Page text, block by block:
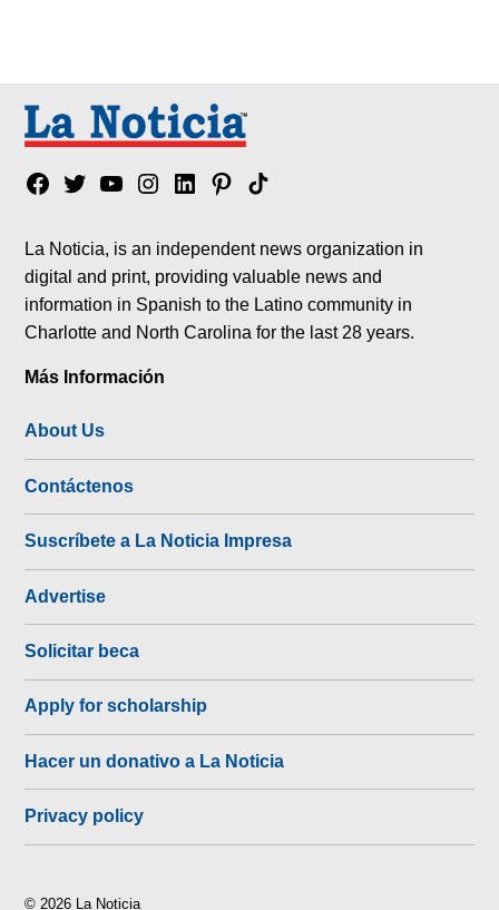
Facebook
TwitterYouTubeInstagram
LinkedinPinterest
Tik
La Noticia, is an independent news organization in
digital and print, providing valuable news and
information in Spanish to the Latino community in
Charlotte and North Carolina for the last 28 years.
Más Información
About Us
Contáctenos
Suscríbete a La Noticia Impresa
Advertise
Solicitar beca
Apply for scholarship
Hacer un donativo a La Noticia
Privacy policy
© 2026 La Noticia